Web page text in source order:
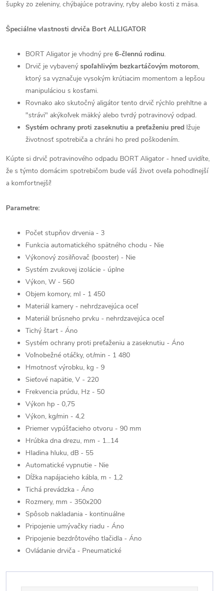
šupky zo zeleniny, chýbajúce potraviny, ryby alebo kosti z mäsa.
Špeciálne vlastnosti drviča Bort ALLIGATOR
BORT Aligator je vhodný pre 6-člennú rodinu.
Drvič je vybavený spoľahlivým bezkartáčovým motorom,
ktorý sa vyznačuje vysokým krútiacim momentom a lepšou
manipuláciou s kosťami.
Rovnako ako skutočný aligátor tento drvič rýchlo prehltne a
"strávi" akýkoľvek mäkký alebo tvrdý potravinový odpad.
Systém ochrany proti zaseknutiu a preťaženiu pred lžuje
životnosť spotrebiča a chráni ho pred poškodením.
Kúpte si drvič potravinového odpadu BORT Aligator - hneď uvidíte,
že s týmto domácim spotrebičom bude váš život oveľa pohodlnejší
a komfortnejší!
Parametre:
Počet stupňov drvenia - 3
Funkcia automatického spätného chodu - Nie
Výkonový zosilňovač (booster) - Nie
Systém zvukovej izolácie - úplne
Výkon, W - 560
Objem komory, ml - 1 450
Materiál kamery - nehrdzavejúca oceľ
Materiál brúsneho prvku - nehrdzavejúca oceľ
Tichý štart - Áno
Systém ochrany proti preťaženiu a zaseknutiu - Áno
Voľnobežné otáčky, ot/min - 1 480
Hmotnosť výrobku, kg - 9
Sieťové napätie, V - 220
Frekvencia prúdu, Hz - 50
Výkon hp - 0,75
Výkon, kg/min - 4,2
Priemer vypúšťacieho otvoru - 90 mm
Hrúbka dna drezu, mm - 1...14
Hladina hluku, dB - 55
Automatické vypnutie - Nie
Dĺžka napájacieho kábla, m - 1,2
Tichá prevádzka - Áno
Rozmery, mm - 350x200
Spôsob nakladania - kontinuálne
Pripojenie umývačky riadu - Áno
Pripojenie bezdrôtového tlačidla - Áno
Ovládanie drviča - Pneumatické